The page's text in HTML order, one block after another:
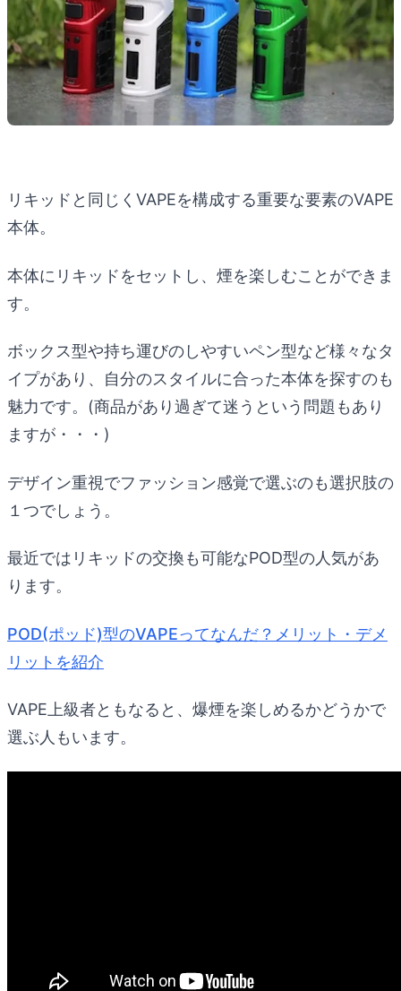
リキッドと同じくVAPEを構成する重要な要素のVAPE
本体。
本体にリキッドをセットし、煙を楽しむことができま
す。
ボックス型や持ち運びのしやすいペン型など様々なタ
イプがあり、自分のスタイルに合った本体を探すのも
魅力です。(商品があり過ぎて迷うという問題もあり
ますが・・・)
デザイン重視でファッション感覚で選ぶのも選択肢の
１つでしょう。
最近ではリキッドの交換も可能なPOD型の人気があ
ります。
POD(ポッド)型のVAPEってなんだ？メリット・デメ
リットを紹介
VAPE上級者ともなると、爆煙を楽しめるかどうかで
選ぶ人もいます。